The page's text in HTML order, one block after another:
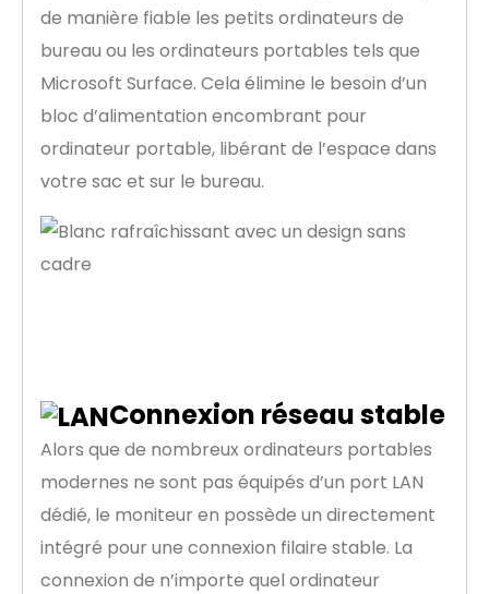
de manière fiable les petits ordinateurs de
bureau ou les ordinateurs portables tels que
Microsoft Surface. Cela élimine le besoin d’un
bloc d’alimentation encombrant pour
ordinateur portable, libérant de l’espace dans
votre sac et sur le bureau.
Connexion réseau stable
Alors que de nombreux ordinateurs portables
modernes ne sont pas équipés d’un port LAN
dédié, le moniteur en possède un directement
intégré pour une connexion filaire stable. La
connexion de n’importe quel ordinateur